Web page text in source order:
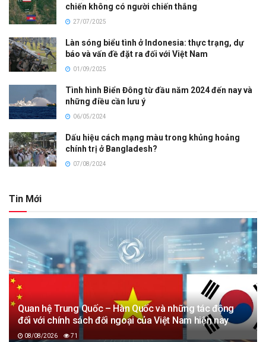
chiến không có người chiến thắng
27/07/2025
Làn sóng biểu tình ở Indonesia: thực trạng, dự
báo và vấn đề đặt ra đối với Việt Nam
01/09/2025
Tình hình Biển Đông từ đầu năm 2024 đến nay và
những điều cần lưu ý
06/05/2024
Dấu hiệu cách mạng màu trong khủng hoảng
chính trị ở Bangladesh?
07/08/2024
Tin Mới
Quan hệ Trung Quốc – Hàn Quốc và những tác động
đối với chính sách đối ngoại của Việt Nam hiện nay
08/08/2026 71